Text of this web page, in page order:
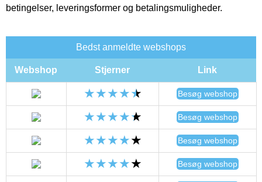
betingelser, leveringsformer og betalingsmuligheder.
Bedst anmeldte webshops
Webshop Stjerner Link
Besøg webshop
Besøg webshop
Besøg webshop
Besøg webshop